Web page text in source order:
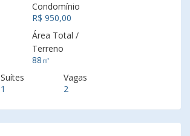
Condomínio
R$ 950,00
Área Total /
Terreno
88㎡
Suítes
1
Vagas
2